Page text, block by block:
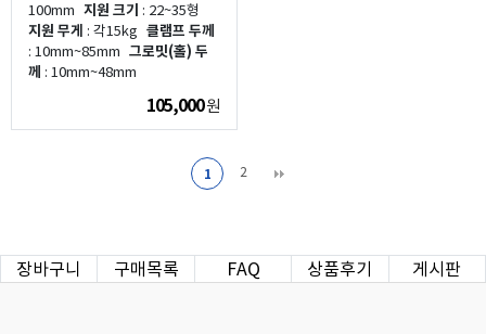
100mm 지원 크기 : 22~35형
지원 무게 : 각15kg 클램프 두께
: 10mm~85mm 그로밋(홀) 두
께 : 10mm~48mm
105,000원
1 2
장바구니 구매목록 FAQ 상품후기 게시판